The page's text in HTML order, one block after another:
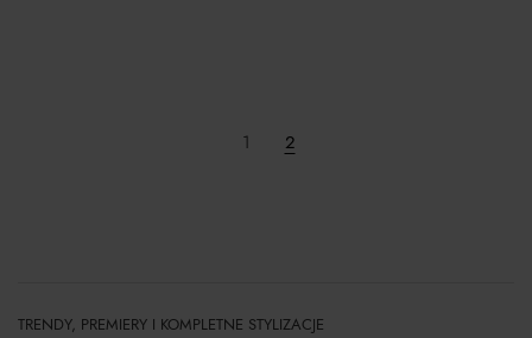
1 2
TRENDY, PREMIERY I KOMPLETNE STYLIZACJE